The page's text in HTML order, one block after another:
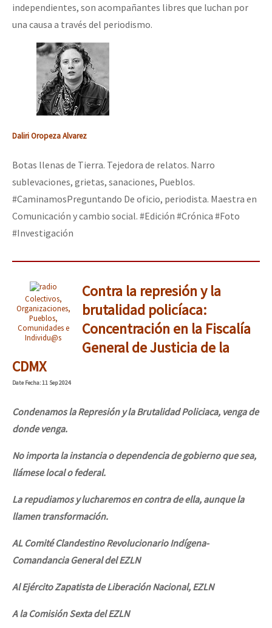
independientes, son acompañantes libres que luchan por
una causa a través del periodismo.
Daliri Oropeza Alvarez
Botas llenas de Tierra. Tejedora de relatos. Narro
sublevaciones, grietas, sanaciones, Pueblos.
#CaminamosPreguntando De oficio, periodista. Maestra en
Comunicación y cambio social. #Edición #Crónica #Foto
#Investigación
Colectivos,
Organizaciones,
Pueblos,
Comunidades e
Individu@s
Contra la represión y la
brutalidad policíaca:
Concentración en la Fiscalía
General de Justicia de la
CDMX
DateFecha: 11 Sep 2024
Condenamos la Represión y la Brutalidad Policiaca, venga de
donde venga.
No importa la instancia o dependencia de gobierno que sea,
llámese local o federal.
La repudiamos y lucharemos en contra de ella, aunque la
llamen transformación.
AL Comité Clandestino Revolucionario Indígena-
Comandancia General del EZLN
Al Ejército Zapatista de Liberación Nacional, EZLN
A la Comisión Sexta del EZLN